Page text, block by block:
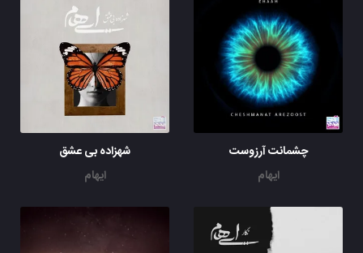
چشمانت آرزوست
ایهام
شهزاده بی عشق
ایهام